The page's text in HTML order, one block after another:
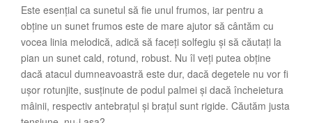
Este esențial ca sunetul să fie unul frumos, iar pentru a
obține un sunet frumos este de mare ajutor să cântăm cu
vocea linia melodică, adică să faceți solfegiu și să căutați la
pian un sunet cald, rotund, robust. Nu îl veți putea obține
dacă atacul dumneavoastră este dur, dacă degetele nu vor fi
ușor rotunjite, susținute de podul palmei și dacă încheietura
mâinii, respectiv antebrațul și brațul sunt rigide. Căutăm justa